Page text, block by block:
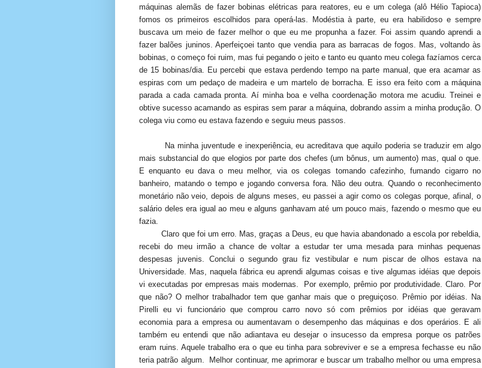
máquinas alemãs de fazer bobinas elétricas para reatores, eu e um colega (alô Hélio Tapioca)
fomos os primeiros escolhidos para operá-las. Modéstia à parte, eu era habilidoso e sempre
buscava um meio de fazer melhor o que eu me propunha a fazer. Foi assim quando aprendi a
fazer balões juninos. Aperfeiçoei tanto que vendia para as barracas de fogos. Mas, voltando às
bobinas, o começo foi ruim, mas fui pegando o jeito e tanto eu quanto meu colega fazíamos cerca
de 15 bobinas/dia. Eu percebi que estava perdendo tempo na parte manual, que era acamar as
espiras com um pedaço de madeira e um martelo de borracha. E isso era feito com a máquina
parada a cada camada pronta. Aí minha boa e velha coordenação motora me acudiu. Treinei e
obtive sucesso acamando as espiras sem parar a máquina, dobrando assim a minha produção. O
colega viu como eu estava fazendo e seguiu meus passos.
Na minha juventude e inexperiência, eu acreditava que aquilo poderia se traduzir em algo
mais substancial do que elogios por parte dos chefes (um bônus, um aumento) mas, qual o que.
E enquanto eu dava o meu melhor, via os colegas tomando cafezinho, fumando cigarro no
banheiro, matando o tempo e jogando conversa fora. Não deu outra. Quando o reconhecimento
monetário não veio, depois de alguns meses, eu passei a agir como os colegas porque, afinal, o
salário deles era igual ao meu e alguns ganhavam até um pouco mais, fazendo o mesmo que eu
fazia.
Claro que foi um erro. Mas, graças a Deus, eu que havia abandonado a escola por rebeldia,
recebi do meu irmão a chance de voltar a estudar ter uma mesada para minhas pequenas
despesas juvenis. Conclui o segundo grau fiz vestibular e num piscar de olhos estava na
Universidade. Mas, naquela fábrica eu aprendi algumas coisas e tive algumas idéias que depois
vi executadas por empresas mais modernas.
Por exemplo, prêmio por produtividade. Claro. Por
que não? O melhor trabalhador tem que ganhar mais que o preguiçoso. Prêmio por idéias. Na
Pirelli eu vi funcionário que comprou carro novo só com prêmios por idéias que geravam
economia para a empresa ou aumentavam o desempenho das máquinas e dos operários. E ali
também eu entendi que não adiantava eu desejar o insucesso da empresa porque os patrões
eram ruins. Aquele trabalho era o que eu tinha para sobreviver e se a empresa fechasse eu não
teria patrão algum.
Melhor continuar, me aprimorar e buscar um trabalho melhor ou uma empresa